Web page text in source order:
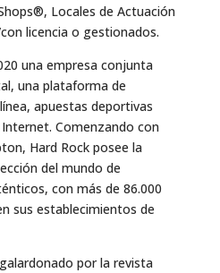
Locales de Actuación
licencia o gestionados.
una empresa conjunta
una plataforma de
apuestas deportivas
Comenzando con
Hard Rock posee la
del mundo de
con más de 86.000
sus establecimientos de
por la revista